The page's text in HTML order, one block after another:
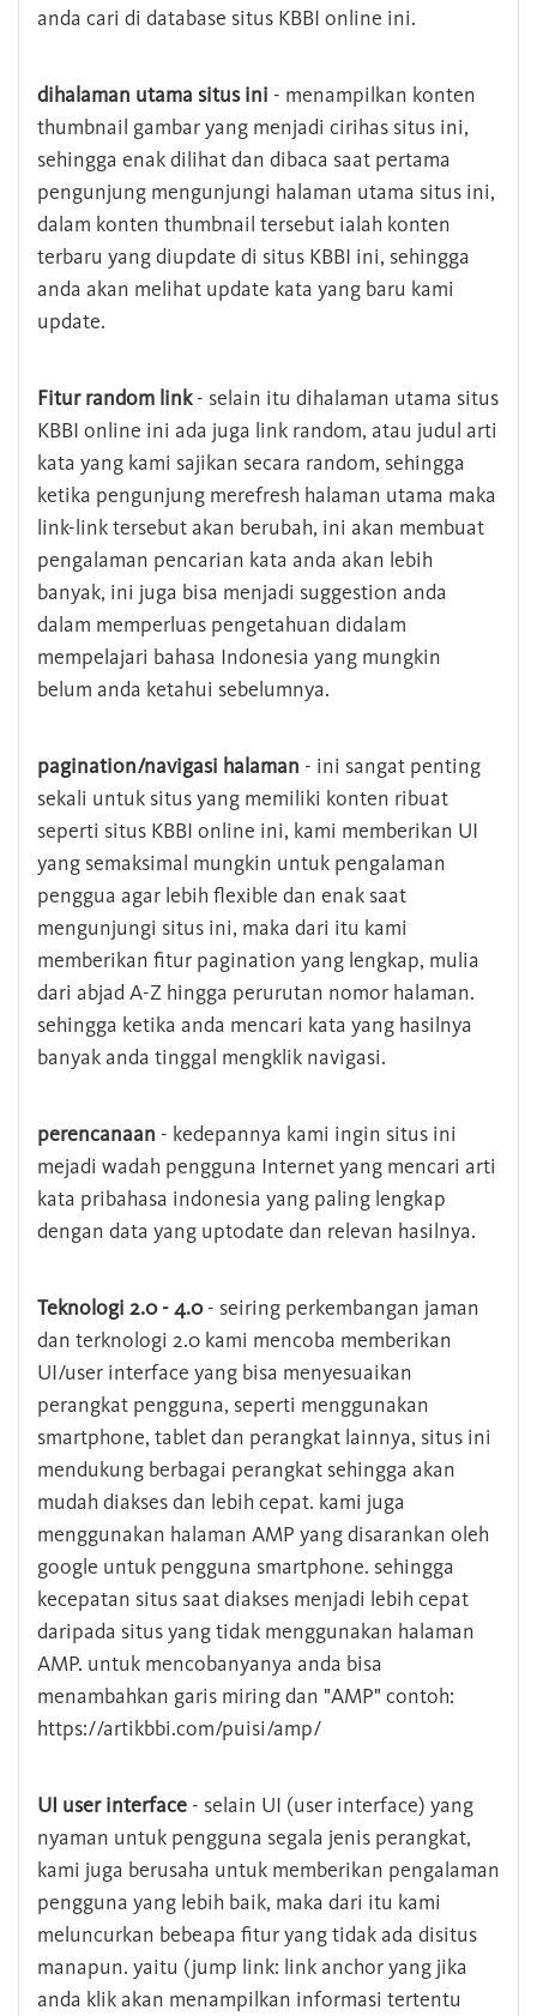
anda cari di database situs KBBI online ini.
dihalaman utama situs ini - menampilkan konten
thumbnail gambar yang menjadi cirihas situs ini,
sehingga enak dilihat dan dibaca saat pertama
pengunjung mengunjungi halaman utama situs ini,
dalam konten thumbnail tersebut ialah konten
terbaru yang diupdate di situs KBBI ini, sehingga
anda akan melihat update kata yang baru kami
update.
Fitur random link- selain itu dihalaman utama situs
KBBI online ini ada juga link random, atau judul arti
kata yang kami sajikan secara random, sehingga
ketika pengunjung merefresh halaman utama maka
link-link tersebut akan berubah, ini akan membuat
pengalaman pencarian kata anda akan lebih
banyak, ini juga bisa menjadi suggestion anda
dalam memperluas pengetahuan didalam
mempelajari bahasa Indonesia yang mungkin
belum anda ketahui sebelumnya.
pagination/navigasi halaman - ini sangat penting
sekali untuk situs yang memiliki konten ribuat
seperti situs KBBI online ini, kami memberikan UI
yang semaksimal mungkin untuk pengalaman
penggua agar lebih flexible dan enak saat
mengunjungi situs ini, maka dari itu kami
memberikan fitur pagination yang lengkap, mulia
dari abjad A-Z hingga perurutan nomor halaman.
sehingga ketika anda mencari kata yang hasilnya
banyak anda tinggal mengklik navigasi.
perencanaan - kedepannya kami ingin situs ini
mejadi wadah pengguna Internet yang mencari arti
kata pribahasa indonesia yang paling lengkap
dengan data yang uptodate dan relevan hasilnya.
Teknologi 2.0 - 4.0- seiring perkembangan jaman
dan terknologi 2.0 kami mencoba memberikan
UI/user interface yang bisa menyesuaikan
perangkat pengguna, seperti menggunakan
smartphone, tablet dan perangkat lainnya, situs ini
mendukung berbagai perangkat sehingga akan
mudah diakses dan lebih cepat. kami juga
menggunakan halaman AMP yang disarankan oleh
google untuk pengguna smartphone. sehingga
kecepatan situs saat diakses menjadi lebih cepat
daripada situs yang tidak menggunakan halaman
AMP. untuk mencobanyanya anda bisa
menambahkan garis miring dan "AMP" contoh:
https://artikbbi.com/puisi/amp/
UI user interface - selain UI (user interface) yang
nyaman untuk pengguna segala jenis perangkat,
kami juga berusaha untuk memberikan pengalaman
pengguna yang lebih baik, maka dari itu kami
meluncurkan bebeapa fitur yang tidak ada disitus
manapun. yaitu (jump link: link anchor yang jika
anda klik akan menampilkan informasi tertentu